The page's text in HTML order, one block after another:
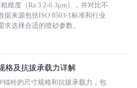
糙度（Ra 3.2-6.3μm），并对比不
据来源包括ISO 8503-1标准和行业
求选择合适的喷砂参数。
格及抗拔承载力详解
锚栓的尺寸规格和抗拔承载力，包